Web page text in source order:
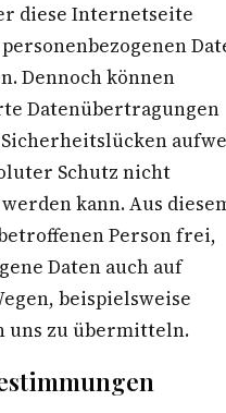
diese Internetseite
Dennoch können
Datenübertragungen
Schutz nicht
kann. Aus
Person frei,
Daten auch auf
beispielsweise
uns zu übermitteln.